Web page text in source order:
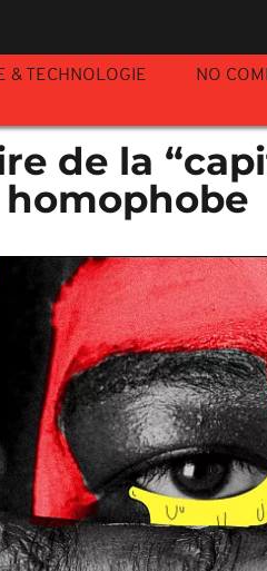
& TECHNOLOGIE NO
de la